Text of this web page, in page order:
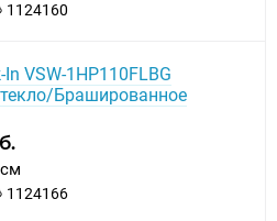
1124160
VSW-1HP110FLBG
Брашированное
1124166